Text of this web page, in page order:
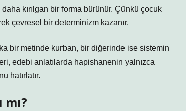
kırılgan bir forma bürünür. Çünkü çocuk
çevresel bir determinizm kazanır.
bir metinde kurban, bir diğerinde ise sistemin
edebi anlatılarda hapishanenin yalnızca
hatırlatır.